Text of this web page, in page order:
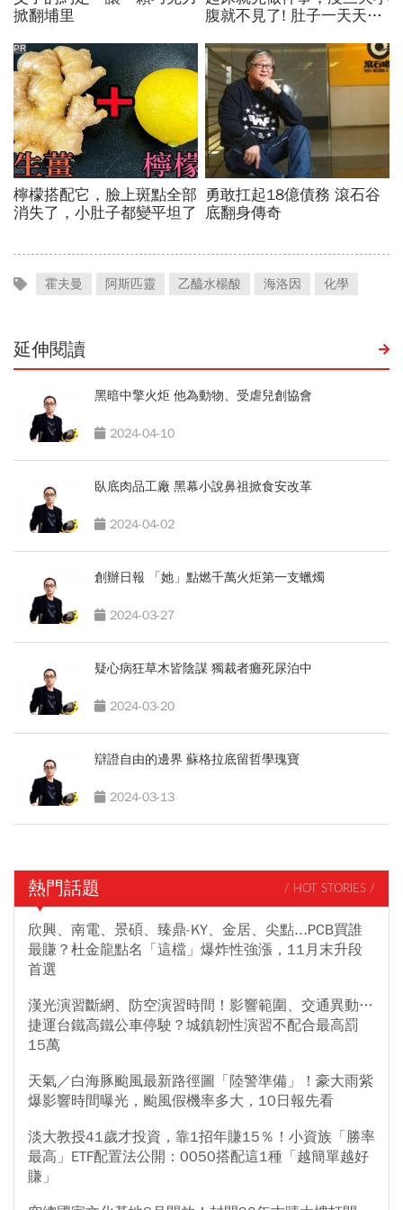
霍夫曼 阿斯匹靈 乙醯水楊酸 海洛因 化學
延伸閱讀
黑暗中擎火炬 他為動物、受虐兒創協會
2024-04-10
臥底肉品工廠 黑幕小說鼻祖掀食安改革
2024-04-02
創辦日報 「她」點燃千萬火炬第一支蠟燭
2024-03-27
疑心病狂草木皆陰謀 獨裁者癱死尿泊中
2024-03-20
辯證自由的邊界 蘇格拉底留哲學瑰寶
2024-03-13
熱門話題 / HOT STORIES /
欣興、南電、景碩、臻鼎-KY、金居、尖點...PCB買誰
最賺？杜金龍點名「這檔」爆炸性強漲，11月末升段
首選
漢光演習斷網、防空演習時間！影響範圍、交通異動…
捷運台鐵高鐵公車停駛？城鎮韌性演習不配合最高罰
15萬
天氣／白海豚颱風最新路徑圖「陸警準備」！豪大雨紫
爆影響時間曝光，颱風假機率多大，10日報先看
淡大教授41歲才投資，靠1招年賺15％！小資族「勝率
最高」ETF配置法公開：0050搭配這1種「越簡單越好
賺」